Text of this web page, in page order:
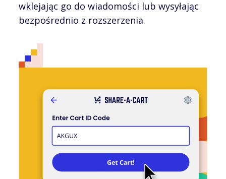
wklejając go do wiadomości lub wysyłając
bezpośrednio z rozszerzenia.